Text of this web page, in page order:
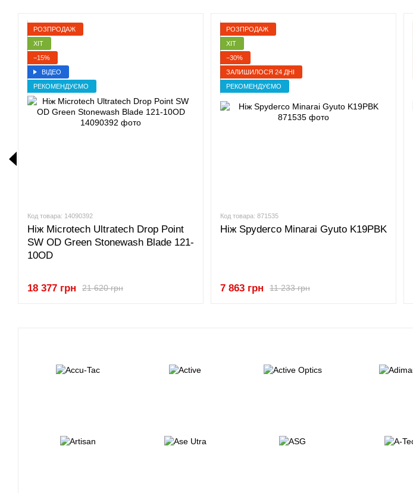
РОЗПРОДАЖ
ХІТ
−15%
ВІДЕО
РЕКОМЕНДУЄМО
Код товара: 14090392
Ніж Microtech Ultratech Drop Point
SW OD Green Stonewash Blade 121-
10OD
21 620 грн
18 377 грн
РОЗПРОДАЖ
ХІТ
−30%
ЗАЛИШИЛОСЯ 24 ДНІ
РЕКОМЕНДУЄМО
Код товара: 871535
Ніж Spyderco Minarai Gyuto K19PBK
11 233 грн
7 863 грн